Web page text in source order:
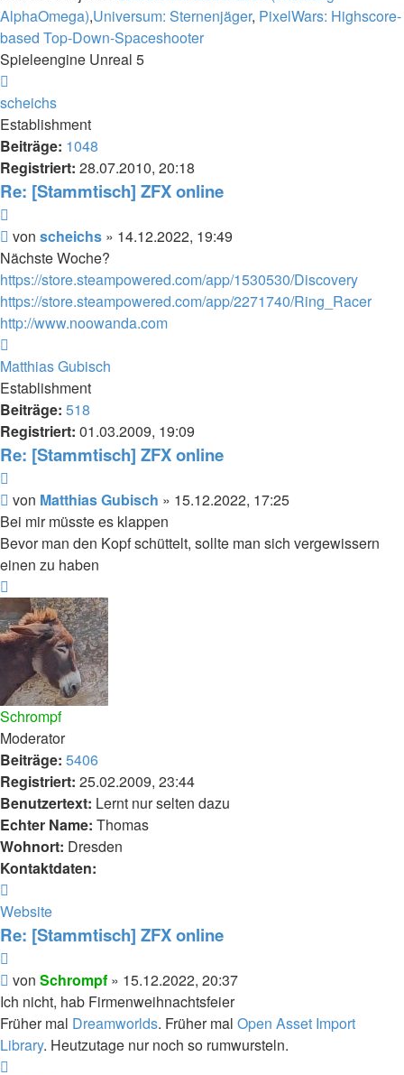
AlphaOmega),Universum: Sternenjäger, PixelWars: Highscore-
based Top-Down-Spaceshooter
Spieleengine Unreal 5
oben
scheichs
Establishment
Beiträge: 1048
Registriert: 28.07.2010, 20:18
Re: [Stammtisch] ZFX online
Beitrag
von scheichs » 14.12.2022, 19:49
Nächste Woche?
https://store.steampowered.com/app/1530530/Discovery
https://store.steampowered.com/app/2271740/Ring_Racer
http://www.noowanda.com
oben
Matthias Gubisch
Establishment
Beiträge: 518
Registriert: 01.03.2009, 19:09
Re: [Stammtisch] ZFX online
Beitrag
von Matthias Gubisch » 15.12.2022, 17:25
Bei mir müsste es klappen
Bevor man den Kopf schüttelt, sollte man sich vergewissern
einen zu haben
oben
Schrompf
Moderator
Beiträge: 5406
Registriert: 25.02.2009, 23:44
Benutzertext: Lernt nur selten dazu
Echter Name: Thomas
Wohnort: Dresden
Kontaktdaten:
von
Schrompf
Website
Re: [Stammtisch] ZFX online
Beitrag
von Schrompf » 15.12.2022, 20:37
Ich nicht, hab Firmenweihnachtsfeier
Früher mal Dreamworlds. Früher mal Open Asset Import
Library. Heutzutage nur noch so rumwursteln.